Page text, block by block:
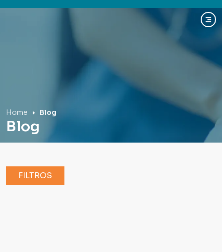
Home Blog
Blog
FILTROS